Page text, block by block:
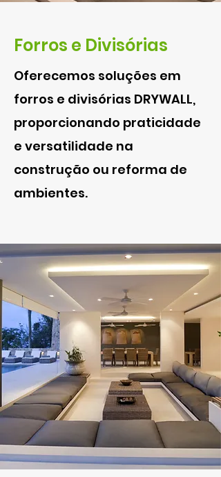
Forros e Divisórias
Oferecemos soluções em
forros e divisórias DRYWALL,
proporcionando praticidade
e versatilidade na
construção ou reforma de
ambientes.